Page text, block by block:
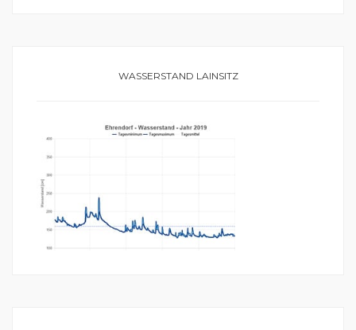
WASSERSTAND LAINSITZ